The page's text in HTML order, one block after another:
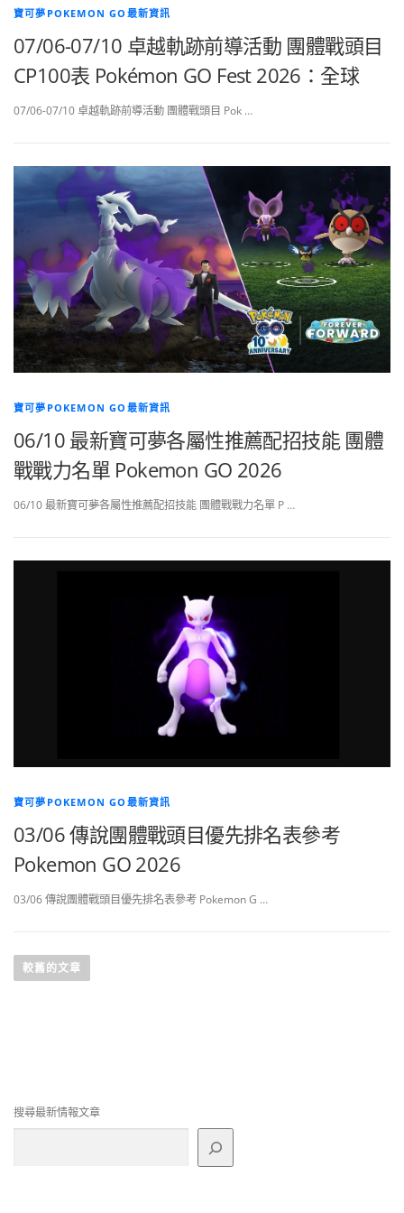
寶可夢POKEMON GO最新資訊
07/06-07/10 卓越軌跡前導活動 團體戰頭目
CP100表 Pokémon GO Fest 2026：全球
07/06-07/10 卓越軌跡前導活動 團體戰頭目 Pok …
寶可夢POKEMON GO最新資訊
06/10 最新寶可夢各屬性推薦配招技能 團體
戰戰力名單 Pokemon GO 2026
06/10 最新寶可夢各屬性推薦配招技能 團體戰戰力名單 P …
寶可夢POKEMON GO最新資訊
03/06 傳說團體戰頭目優先排名表參考
Pokemon GO 2026
03/06 傳說團體戰頭目優先排名表參考 Pokemon G …
章
較舊的文章
搜尋最新情報文章